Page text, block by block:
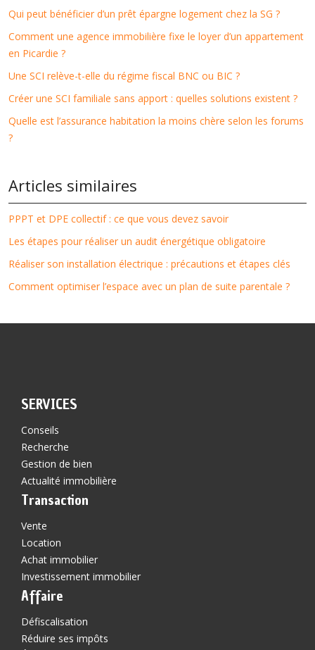
Qui peut bénéficier d’un prêt épargne logement chez la SG ?
Comment une agence immobilière fixe le loyer d’un appartement
en Picardie ?
Une SCI relève-t-elle du régime fiscal BNC ou BIC ?
Créer une SCI familiale sans apport : quelles solutions existent ?
Quelle est l’assurance habitation la moins chère selon les forums
?
Articles similaires
PPPT et DPE collectif : ce que vous devez savoir
Les étapes pour réaliser un audit énergétique obligatoire
Réaliser son installation électrique : précautions et étapes clés
Comment optimiser l’espace avec un plan de suite parentale ?
SERVICES
Conseils
Recherche
Gestion de bien
Actualité immobilière
Transaction
Vente
Location
Achat immobilier
Investissement immobilier
Affaire
Défiscalisation
Réduire ses impôts